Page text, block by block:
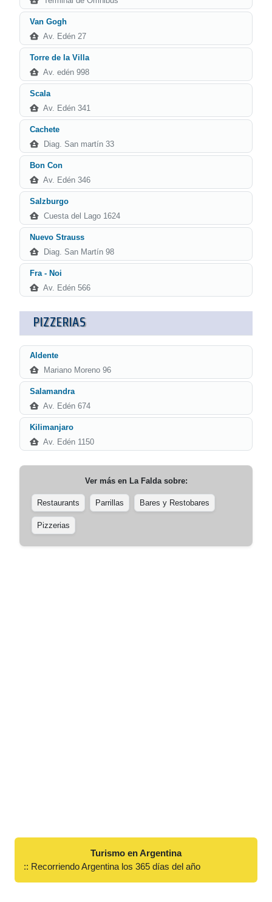
Van Gogh
Av. Edén 27
Torre de la Villa
Av. edén 998
Scala
Av. Edén 341
Cachete
Diag. San martín 33
Bon Con
Av. Edén 346
Salzburgo
Cuesta del Lago 1624
Nuevo Strauss
Diag. San Martín 98
Fra - Noi
Av. Edén 566
PIZZERIAS
Aldente
Mariano Moreno 96
Salamandra
Av. Edén 674
Kilimanjaro
Av. Edén 1150
Ver más en La Faldasobre:
Restaurants Parrillas Bares y Restobares
Pizzerias
Turismo en Argentina
:: Recorriendo Argentina los 365 días del año